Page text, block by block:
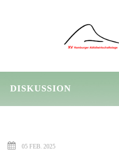
DISKUSSION
05 FEB. 2025